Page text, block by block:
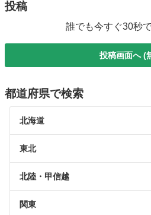
投稿
誰でも今すぐ30秒
投稿画面へ (
都道府県で検索
北海道
東北
北陸・甲信越
関東